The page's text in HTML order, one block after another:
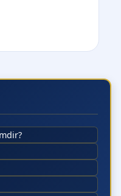
Al
Salı Çarşamba